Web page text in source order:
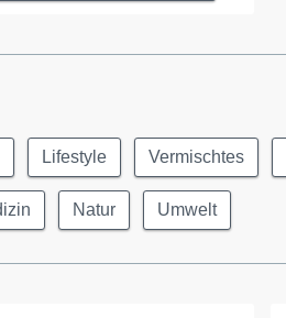
Lifestyle Vermischtes
Natur Umwelt